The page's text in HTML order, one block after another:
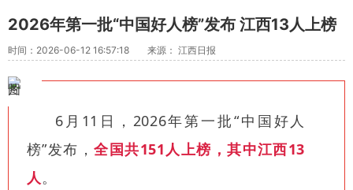
2026年第一批“中国好人榜”发布 江西13人上榜
时间：2026-06-12 16:57:18 来源： 江西日报
6月11日，2026年第一批“中国好人
榜”发布，全国共151人上榜，其中江西13
人 。